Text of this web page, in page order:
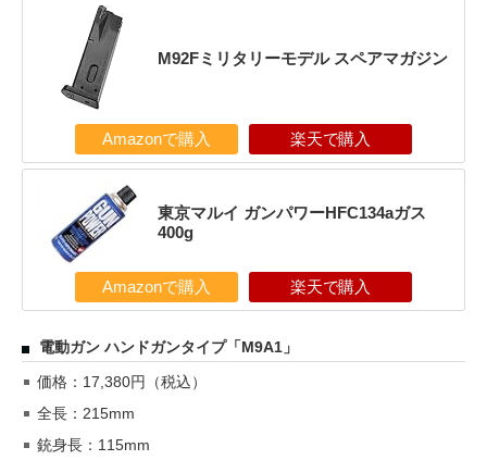
M92Fミリタリーモデル スペアマガジン
Amazonで購入 楽天で購入
東京マルイ ガンパワーHFC134aガス
400g
Amazonで購入 楽天で購入
電動ガン ハンドガンタイプ「M9A1」
価格：17,380円（税込）
全長：215mm
銃身長：115mm